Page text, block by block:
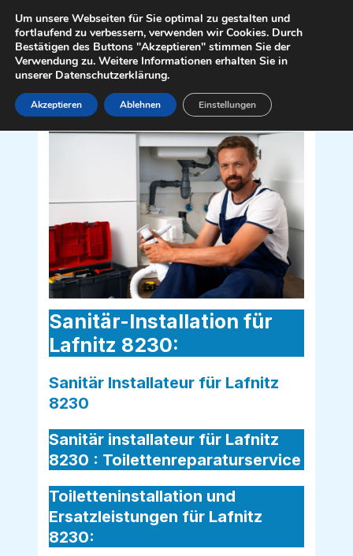
Inhalt
springen
Sanitär Installateur für Lafnitz 8230
Sanitär-Installation für
Lafnitz 8230:
Sanitär Installateur für Lafnitz
8230
Sanitär installateur für Lafnitz
8230 : Toilettenreparaturservice
Toiletteninstallation und
Ersatzleistungen für Lafnitz
8230:
Um unsere Webseiten für Sie optimal zu gestalten und
fortlaufend zu verbessern, verwenden wir Cookies. Durch
Bestätigen des Buttons "Akzeptieren" stimmen Sie der
Verwendung zu. Weitere Informationen erhalten Sie in
unserer Datenschutzerklärung.
Akzeptieren Ablehnen Einstellungen